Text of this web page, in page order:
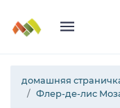
домашняя
Флер-де-лис